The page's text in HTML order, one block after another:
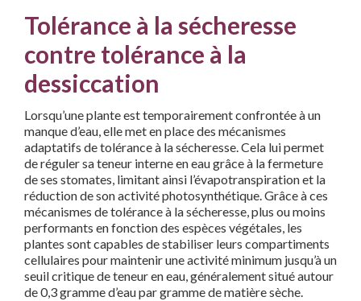
Tolérance à la sécheresse
contre tolérance à la
dessiccation
Lorsqu’une plante est temporairement confrontée à un
manque d’eau, elle met en place des mécanismes
adaptatifs de tolérance à la sécheresse. Cela lui permet
de réguler sa teneur interne en eau grâce à la fermeture
de ses stomates, limitant ainsi l’évapotranspiration et la
réduction de son activité photosynthétique. Grâce à ces
mécanismes de tolérance à la sécheresse, plus ou moins
performants en fonction des espèces végétales, les
plantes sont capables de stabiliser leurs compartiments
cellulaires pour maintenir une activité minimum jusqu’à un
seuil critique de teneur en eau, généralement situé autour
de 0,3 gramme d’eau par gramme de matière sèche.